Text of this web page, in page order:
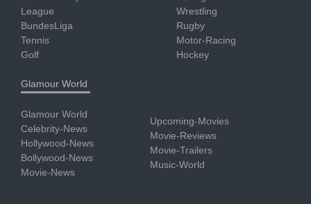
League
BundesLiga
Tennis
Golf
Wrestling
Rugby
Motor-Racing
Hockey
Glamour World
Glamour World
Celebrity-News
Hollywood-News
Bollywood-News
Movie-News
Upcoming-Movies
Movie-Reviews
Movie-Trailers
Music-World